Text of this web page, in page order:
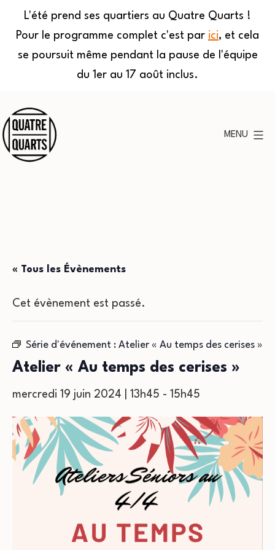
L'été prend ses quartiers au Quatre Quarts !
Pour le programme complet c'est par ici, et cela
se poursuit même pendant la pause de l'équipe
du 1er au 17 août inclus.
au
contenu
MENU
« Tous les Évènements
Cet évènement est passé.
Série d'événement : Atelier « Au temps des cerises »
Atelier « Au temps des cerises »
mercredi 19 juin 2024 | 13h45 - 15h45